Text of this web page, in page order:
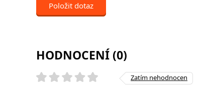
Položit dotaz
HODNOCENÍ (0)
Zatím nehodnocen